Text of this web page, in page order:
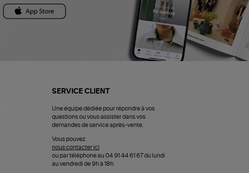
SERVICE CLIENT
Une équipe dédiée pour répondre à vos
questions ou vous assister dans vos
demandes de service après-vente.
Vous pouvez
nous contacter ici
ou par téléphone au 04 91 44 61 67 du lundi
au vendredi de 9h à 18h.